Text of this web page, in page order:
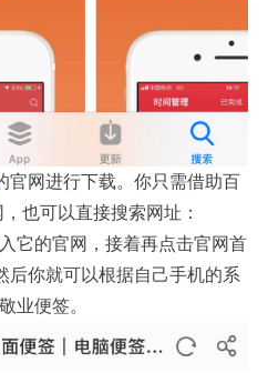
官网进行下载。你只需借助百
也可以直接搜索网址：
它的官网，接着再点击官网首
后你就可以根据自己手机的系
业便签。